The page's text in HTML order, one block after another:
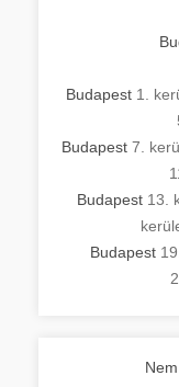
Budapest 1.
Budapest 7.
Budapest 13.
Budapest